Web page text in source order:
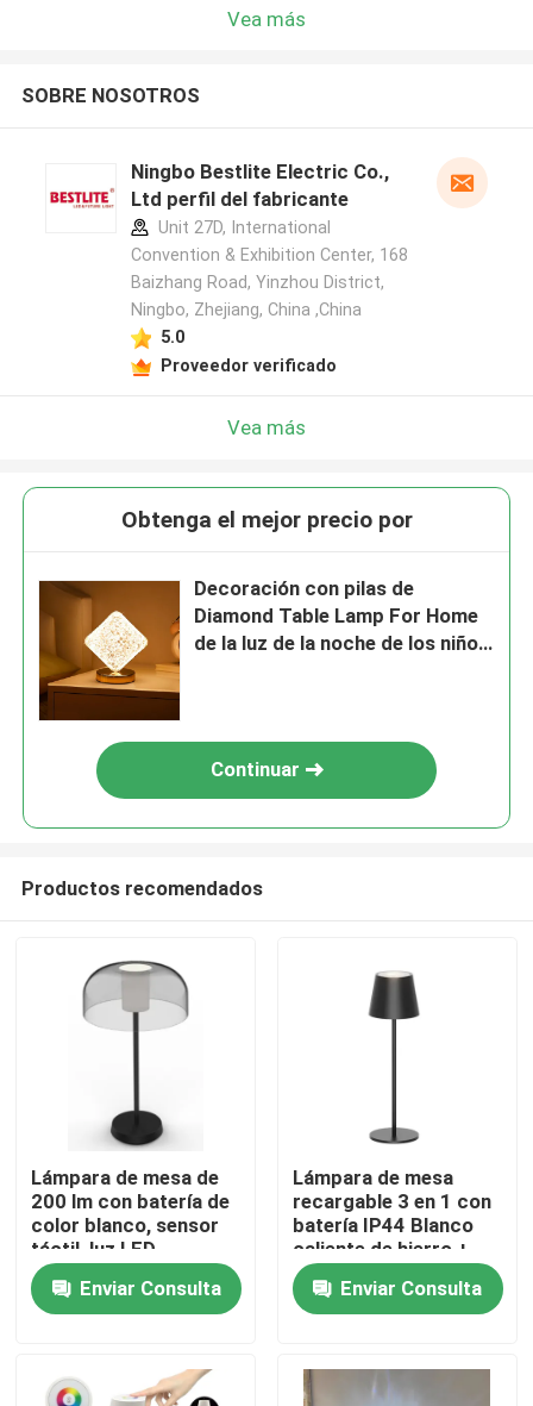
Hogar
Productos
Vídeos
Demostración de VR
Vea más
SOBRE NOSOTROS
Ningbo Bestlite Electric Co.,
Ltd perfil del fabricante
Unit 27D, International
Convention & Exhibition Center, 168
Baizhang Road, Yinzhou District,
Ningbo, Zhejiang, China ,China
5.0
Proveedor verificado
Vea más
Obtenga el mejor precio por
Decoración con pilas de
Diamond Table Lamp For Home
de la luz de la noche de los niños
Continuar
Productos recomendados
Lámpara de mesa de
200 lm con batería de
color blanco, sensor
táctil, luz LED
atenuable, 20000
horas de duración de
la batería
Enviar Consulta
Lámpara de mesa
recargable 3 en 1 con
batería IP44 Blanco
caliente de hierro +
ABS 150lm
Enviar Consulta